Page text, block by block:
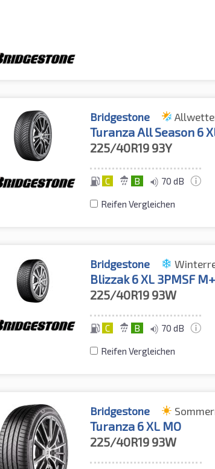
Bridgestone
Turanza All Season 6
225/40R19 93Y
C B 70 dB
Reifen Vergleichen
Bridgestone
Blizzak 6 XL 3PMSF
225/40R19 93W
C B 70 dB
Reifen Vergleichen
Bridgestone
Turanza 6 XL MO
225/40R19 93W